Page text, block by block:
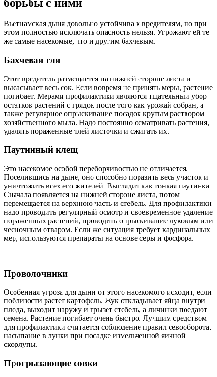
борьбы с ними
Вьетнамская дыня довольно устойчива к вредителям, но при
этом полностью исключать опасность нельзя. Угрожают ей те
же самые насекомые, что и другим бахчевым.
Бахчевая тля
Этот вредитель размещается на нижней стороне листа и
высасывает весь сок. Если вовремя не принять меры, растение
погибает. Мерами профилактики являются тщательный убор
остатков растений с грядок после того как урожай собран, а
также регулярное опрыскивание посадок крутым раствором
хозяйственного мыла. Надо постоянно осматривать растения,
удалять пораженные тлей листочки и сжигать их.
Паутинный клещ
Это насекомое особой переборчивостью не отличается.
Поселившись на дыне, оно способно поразить весь участок и
уничтожить всех его жителей. Выглядит как тонкая паутинка.
Сначала появляется на нижней стороне листа, потом
перемещается на верхнюю часть и стебель. Для профилактики
надо проводить регулярный осмотр и своевременное удаление
пораженных растений, проводить опрыскивание луковым или
чесночным отваром. Если же ситуация требует кардинальных
мер, используются препараты на основе серы и фосфора.
Проволочники
Особенная угроза для дыни от этого насекомого исходит, если
поблизости растет картофель. Жук откладывает яйца внутри
плода, выходит наружу и грызет стебель, а личинки поедают
семена. Растение погибает очень быстро. Лучшим средством
для профилактики считается соблюдение правил севооборота,
насыпание в лунки при посадке измельченной яичной
скорлупы.
Прогрызающие совки